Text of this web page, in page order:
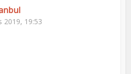
2019, 19:53